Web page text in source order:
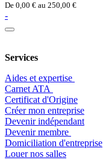
De 0,00 € au 250,00 €
-
Services
Aides et expertise
​Carnet ATA
Certificat d'Origine
Créer mon entreprise
Devenir indépendant
Devenir membre
​Domiciliation d'entreprise
Louer nos salles